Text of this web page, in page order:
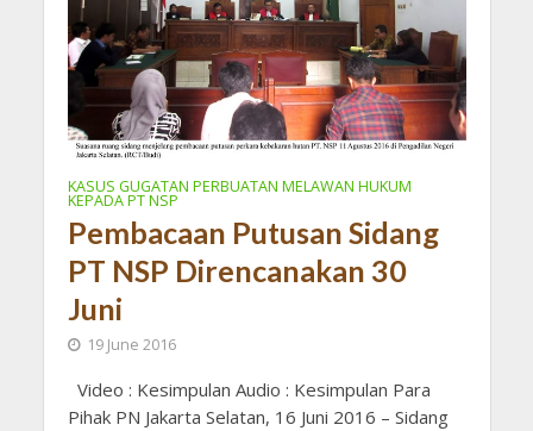
KASUS GUGATAN PERBUATAN MELAWAN HUKUM
KEPADA PT NSP
Pembacaan Putusan Sidang
PT NSP Direncanakan 30
Juni
19 June 2016
Video : Kesimpulan Audio : Kesimpulan Para
Pihak PN Jakarta Selatan, 16 Juni 2016 – Sidang